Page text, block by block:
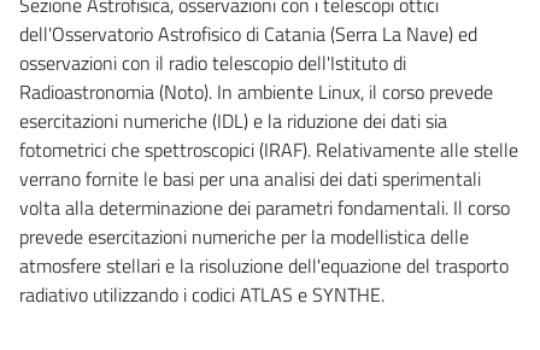
dell'Osservatorio Astrofisico di Catania (Serra La Nave) ed
osservazioni con il radio telescopio dell'Istituto di
Radioastronomia (Noto). In ambiente Linux, il corso prevede
esercitazioni numeriche (IDL) e la riduzione dei dati sia
fotometrici che spettroscopici (IRAF). Relativamente alle stelle
verrano fornite le basi per una analisi dei dati sperimentali
volta alla determinazione dei parametri fondamentali. Il corso
prevede esercitazioni numeriche per la modellistica delle
atmosfere stellari e la risoluzione dell'equazione del trasporto
radiativo utilizzando i codici ATLAS e SYNTHE.